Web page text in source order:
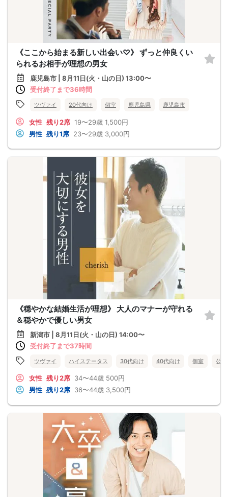
《ここから始まる新しい出会い♡》 ずっと仲良くい
られるお相手が理想の男女
鹿児島市 | 8月11日(火・山の日) 13:00〜
受付終了まで36時間
ツヴァイ 20代向け 個室 鹿児島県 鹿児島市
女性 残り2席 19〜29歳 1,500円
男性 残り1席 23〜29歳 3,000円
《穏やかな結婚生活が理想》 大人のマナーが守れる
＆穏やかで優しい男女
新潟市 | 8月11日(火・山の日) 14:00〜
受付終了まで37時間
ツヴァイ ハイステータス 30代向け 40代向け 個室 公
女性 残り2席 34〜44歳 500円
男性 残り2席 36〜44歳 3,500円